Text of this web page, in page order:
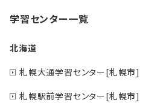
学習センター一覧
北海道
札幌大通学習センター[札幌市]
札幌駅前学習センター[札幌市]